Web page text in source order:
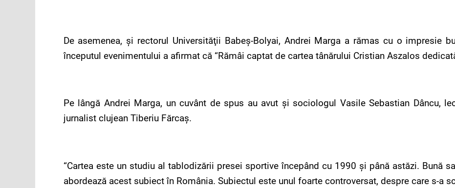
De asemenea, şi rectorul Universităţii Babeş-Bolyai, Andrei Marga a rămas cu o impresie
începutul evenimentului a afirmat că “Rămâi captat de cartea tânărului Cristian Aszalos
Pe lângă Andrei Marga, un cuvânt de spus au avut şi sociologul Vasile Sebastian Dâncu,
jurnalist clujean Tiberiu Fărcaş.
“Cartea este un studiu al tablodizării presei sportive începând cu 1990 şi până astăzi. Bună
abordează acest subiect în România. Subiectul este unul foarte controversat, despre care s-a